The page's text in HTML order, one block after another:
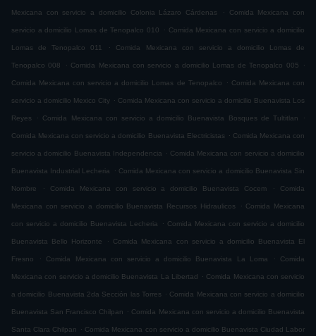
Mexicana con servicio a domicilio Colonia Lázaro Cárdenas . Comida Mexicana con
servicio a domicilio Lomas de Tenopalco 010 . Comida Mexicana con servicio a domicilio
Lomas de Tenopalco 011 . Comida Mexicana con servicio a domicilio Lomas de
Tenopalco 008 . Comida Mexicana con servicio a domicilio Lomas de Tenopalco 005 .
Comida Mexicana con servicio a domicilio Lomas de Tenopalco . Comida Mexicana con
servicio a domicilio Mexico City . Comida Mexicana con servicio a domicilio Buenavista Los
Reyes . Comida Mexicana con servicio a domicilio Buenavista Bosques de Tultitlan .
Comida Mexicana con servicio a domicilio Buenavista Electricistas . Comida Mexicana con
servicio a domicilio Buenavista Independencia . Comida Mexicana con servicio a domicilio
Buenavista Industrial Lecheria . Comida Mexicana con servicio a domicilio Buenavista Sin
Nombre . Comida Mexicana con servicio a domicilio Buenavista Cocem . Comida
Mexicana con servicio a domicilio Buenavista Recursos Hidraulicos . Comida Mexicana
con servicio a domicilio Buenavista Lecheria . Comida Mexicana con servicio a domicilio
Buenavista Bello Horizonte . Comida Mexicana con servicio a domicilio Buenavista El
Fresno . Comida Mexicana con servicio a domicilio Buenavista La Loma . Comida
Mexicana con servicio a domicilio Buenavista La Libertad . Comida Mexicana con servicio
a domicilio Buenavista 2da Sección las Torres . Comida Mexicana con servicio a domicilio
Buenavista San Francisco Chilpan . Comida Mexicana con servicio a domicilio Buenavista
Santa Clara Chilpan . Comida Mexicana con servicio a domicilio Buenavista Ciudad Labor